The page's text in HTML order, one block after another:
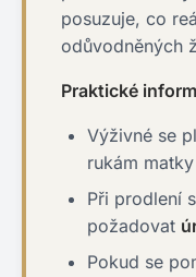
posuzuje, co
odůvodněných
Praktické
Výživné se
rukám
Při prodlení
požadovat
Pokud se